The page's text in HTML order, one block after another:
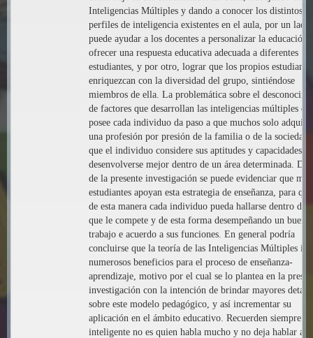
Inteligencias Múltiples y dando a conocer los distintos
perfiles de inteligencia existentes en el aula, por un
puede ayudar a los docentes a personalizar la educación
ofrecer una respuesta educativa adecuada a diferentes
estudiantes, y por otro, lograr que los propios
enriquezcan con la diversidad del grupo, sintiéndose
miembros de ella. La problemática sobre el
de factores que desarrollan las inteligencias múltiples
posee cada individuo da paso a que muchos solo
una profesión por presión de la familia o de la sociedad
que el individuo considere sus aptitudes y capacidades,
desenvolverse mejor dentro de un área determinada.
de la presente investigación se puede evidenciar que
estudiantes apoyan esta estrategia de enseñanza, para
de esta manera cada individuo pueda hallarse dentro del
que le compete y de esta forma desempeñando un buen
trabajo e acuerdo a sus funciones. En general podría
concluirse que la teoría de las Inteligencias Múltiples
numerosos beneficios para el proceso de enseñanza-
aprendizaje, motivo por el cual se lo plantea en la
investigación con la intención de brindar mayores
sobre este modelo pedagógico, y así incrementar su
aplicación en el ámbito educativo. Recuerden siempre
inteligente no es quien habla mucho y no deja hablar a